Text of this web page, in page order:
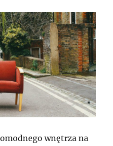
wnętrza na